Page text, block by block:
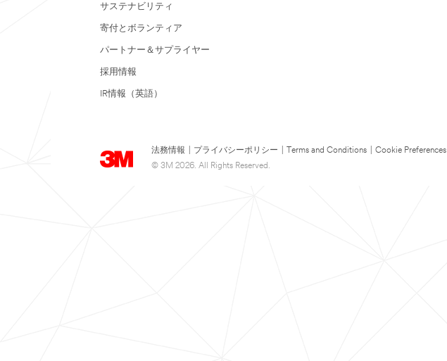
サステナビリティ
寄付とボランティア
パートナー＆サプライヤー
採用情報
IR情報（英語）
法務情報 プライバシーポリシー Terms and Conditions
Cookie Preferences
© 3M 2026. All Rights Reserved.